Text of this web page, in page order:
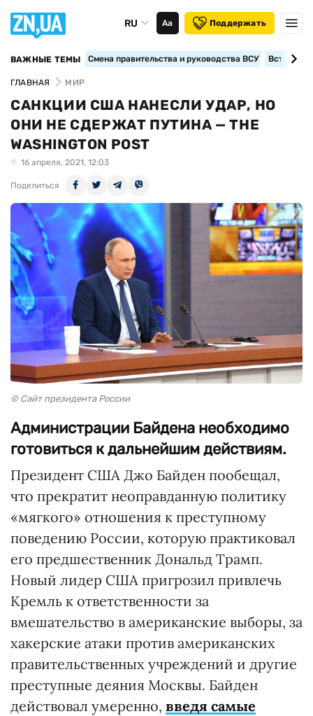
RU Аа Поддержать
ВАЖНЫЕ ТЕМЫ Смена правительства и руководства ВСУ
ГЛАВНАЯ МИР
САНКЦИИ США НАНЕСЛИ УДАР, НО
ОНИ НЕ СДЕРЖАТ ПУТИНА — THE
WASHINGTON POST
16 апреля, 2021, 12:03
Поделиться
© Сайт президента России
Администрации Байдена необходимо
готовиться к дальнейшим действиям.
Президент США Джо Байден пообещал,
что прекратит неоправданную политику
«мягкого» отношения к преступному
поведению России, которую практиковал
его предшественник Дональд Трамп.
Новый лидер США пригрозил привлечь
Кремль к ответственности за
вмешательство в американские выборы, за
хакерские атаки против американских
правительственных учреждений и другие
преступные деяния Москвы. Байден
действовал умеренно, введя самые